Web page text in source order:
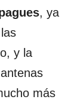
, ya
y la
más